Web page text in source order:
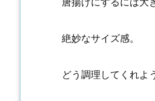
絶妙なサイズ感。
どう調理してくれよ